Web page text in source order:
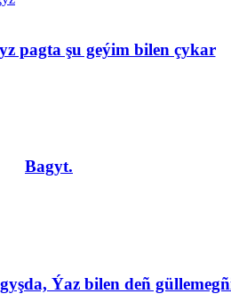
pagta şu geýim bilen çykar
Bagyt.
Ýaz bilen deñ